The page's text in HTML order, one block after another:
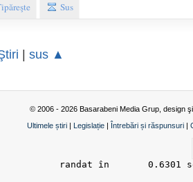
Sus
sus ▲
© 2006 - 2026 Basarabeni Media Grup, design
Ultimele știri
Legislație Întrebări și răspunsuri
randat în